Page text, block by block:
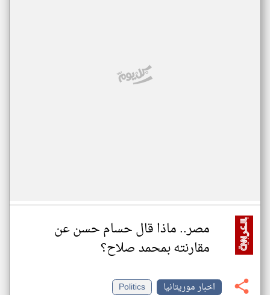
مصر.. ماذا قال حسام حسن عن
مقارنته بمحمد صلاح؟
اخبار موريتانيا
Politics